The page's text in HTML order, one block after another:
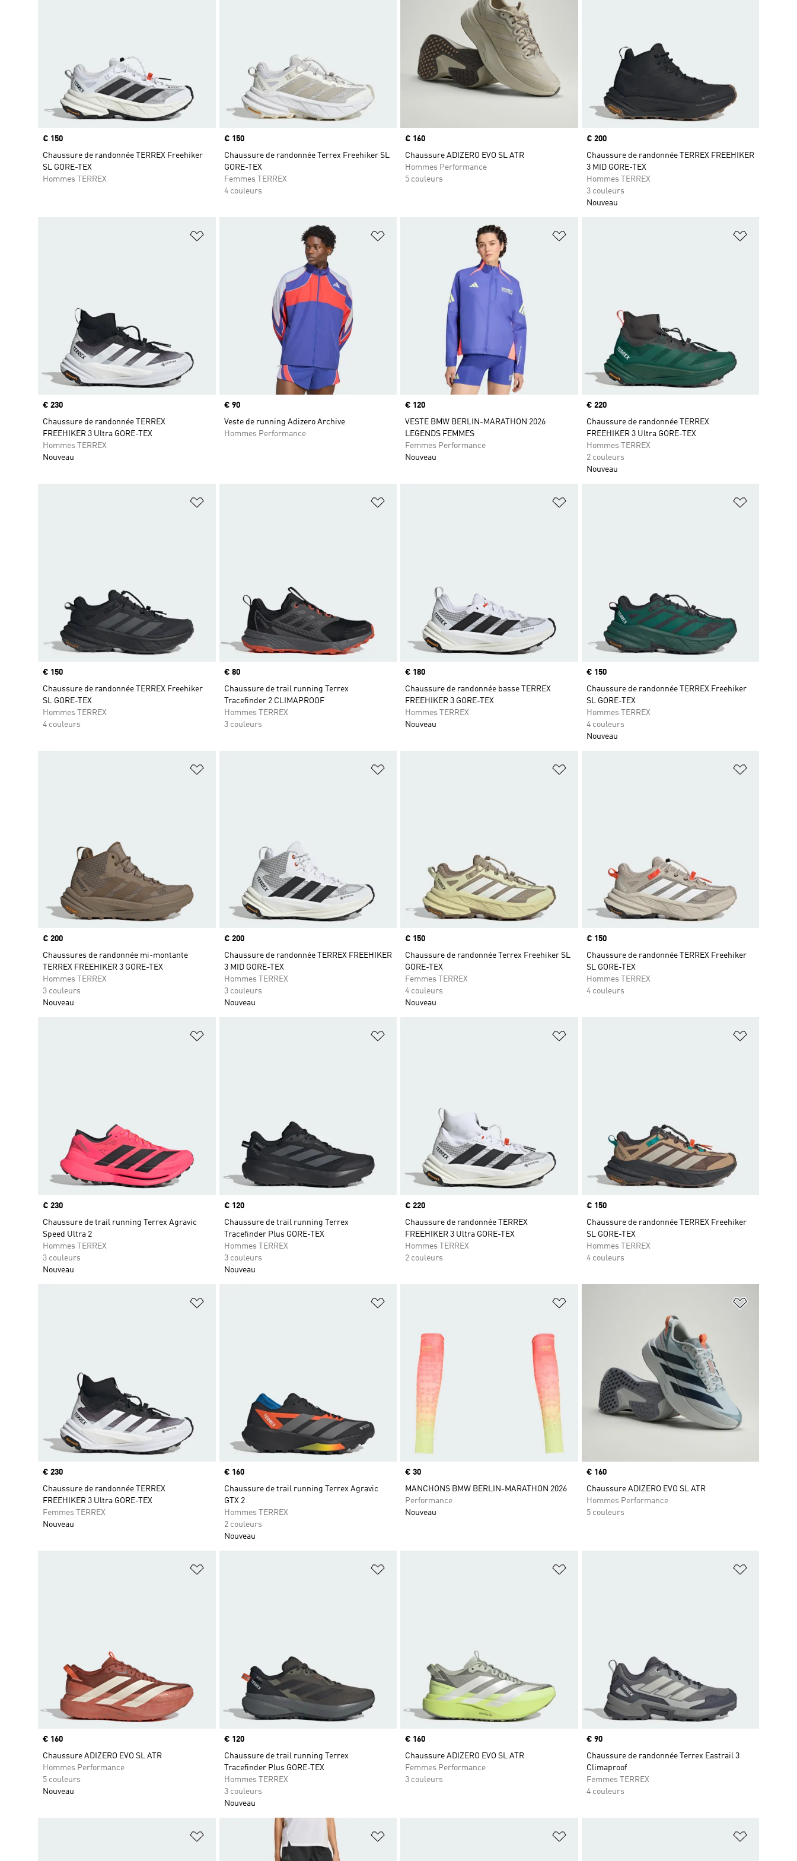
Prix
€ 150
Chaussure de randonnée TERREX Freehiker
SL GORE-TEX
Hommes TERREX
Prix
€ 150
Chaussure de randonnée Terrex Freehiker SL
GORE-TEX
Femmes TERREX
4 couleurs
Prix
€ 160
Chaussure ADIZERO EVO SL ATR
Hommes Performance
5 couleurs
Prix
€ 200
Chaussure de randonnée TERREX FREEHIKER
3 MID GORE-TEX
Hommes TERREX
3 couleurs
Nouveau
Ajouter à la Liste de produits favoris
Prix
€ 230
Chaussure de randonnée TERREX
FREEHIKER 3 Ultra GORE-TEX
Hommes TERREX
Nouveau
Ajouter à la Liste de produits favoris
Prix
€ 90
Veste de running Adizero Archive
Hommes Performance
Prix
€ 120
VESTE BMW BERLIN-MARATHON 2026
LEGENDS FEMMES
Femmes Performance
Nouveau
Prix
€ 220
Chaussure de randonnée TERREX
FREEHIKER 3 Ultra GORE-TEX
Hommes TERREX
2 couleurs
Nouveau
Prix
€ 150
Chaussure de randonnée TERREX Freehiker
SL GORE-TEX
Hommes TERREX
4 couleurs
Prix
€ 80
Chaussure de trail running Terrex
Tracefinder 2 CLIMAPROOF
Hommes TERREX
3 couleurs
Prix
€ 180
Chaussure de randonnée basse TERREX
FREEHIKER 3 GORE-TEX
Hommes TERREX
Nouveau
Prix
€ 150
Chaussure de randonnée TERREX Freehiker
SL GORE-TEX
Hommes TERREX
4 couleurs
Nouveau
Prix
€ 200
Chaussures de randonnée mi-montante
TERREX FREEHIKER 3 GORE-TEX
Hommes TERREX
3 couleurs
Nouveau
Prix
€ 200
Chaussure de randonnée TERREX FREEHIKER
3 MID GORE-TEX
Hommes TERREX
3 couleurs
Nouveau
Prix
€ 150
Chaussure de randonnée Terrex Freehiker SL
GORE-TEX
Femmes TERREX
4 couleurs
Nouveau
Prix
€ 150
Chaussure de randonnée TERREX Freehiker
SL GORE-TEX
Hommes TERREX
4 couleurs
Prix
€ 230
Chaussure de trail running Terrex Agravic
Speed Ultra 2
Hommes TERREX
3 couleurs
Nouveau
Prix
€ 120
Chaussure de trail running Terrex
Tracefinder Plus GORE-TEX
Hommes TERREX
3 couleurs
Nouveau
Prix
€ 220
Chaussure de randonnée TERREX
FREEHIKER 3 Ultra GORE-TEX
Hommes TERREX
2 couleurs
Prix
€ 150
Chaussure de randonnée TERREX Freehiker
SL GORE-TEX
Hommes TERREX
4 couleurs
Prix
€ 230
Chaussure de randonnée TERREX
FREEHIKER 3 Ultra GORE-TEX
Femmes TERREX
Nouveau
Prix
€ 160
Chaussure de trail running Terrex Agravic
GTX 2
Hommes TERREX
2 couleurs
Nouveau
Prix
€ 30
MANCHONS BMW BERLIN-MARATHON 2026
Performance
Nouveau
Prix
€ 160
Chaussure ADIZERO EVO SL ATR
Hommes Performance
5 couleurs
Prix
€ 160
Chaussure ADIZERO EVO SL ATR
Hommes Performance
5 couleurs
Nouveau
Prix
€ 120
Chaussure de trail running Terrex
Tracefinder Plus GORE-TEX
Hommes TERREX
3 couleurs
Nouveau
Prix
€ 160
Chaussure ADIZERO EVO SL ATR
Femmes Performance
3 couleurs
Prix
€ 90
Chaussure de randonnée Terrex Eastrail 3
Climaproof
Femmes TERREX
4 couleurs
Ajouter à la Liste de produits favoris